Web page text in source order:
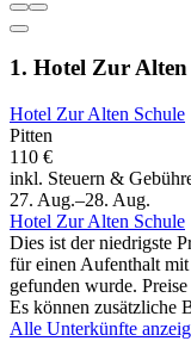
1. Hotel Zur Alten
Hotel Zur Alten Schule
Pitten
110 €
inkl. Steuern &
27. Aug.–28. Aug.
Hotel Zur Alten Schule
Dies ist der niedrigste
für einen Aufenthalt
gefunden wurde.
Es können zusätzliche
Alle Unterkünfte